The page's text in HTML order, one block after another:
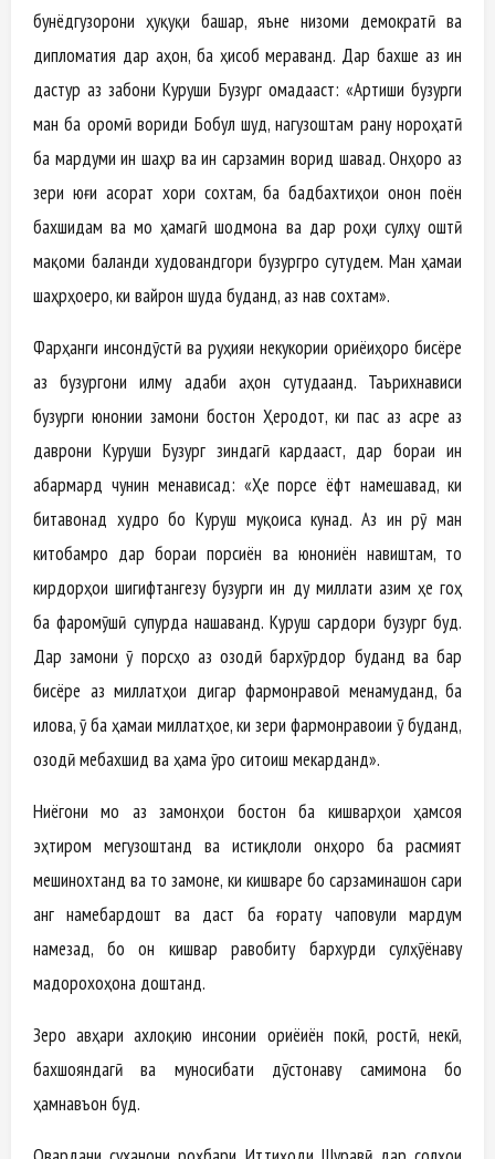
бунёдгузорони ҳуқуқи башар, яъне низоми демократӣ ва
дипломатия дар ҷаҳон, ба ҳисоб мераванд. Дар бахше аз ин
дастур аз забони Куруши Бузург омадааст: «Артиши бузурги
ман ба оромӣ вориди Бобул шуд, нагузоштам ранҷу нороҳатӣ
ба мардуми ин шаҳр ва ин сарзамин ворид шавад. Онҳоро аз
зери юғи асорат хориҷ сохтам, ба бадбахтиҳои онон поён
бахшидам ва мо ҳамагӣ шодмона ва дар роҳи сулҳу оштӣ
мақоми баланди худовандгори бузургро сутудем. Ман ҳамаи
шаҳрҳоеро, ки вайрон шуда буданд, аз нав сохтам».
Фарҳанги инсондӯстӣ ва руҳияи некукории ориёиҳоро бисёре
аз бузургони илму адаби ҷаҳон сутудаанд. Таърихнависи
бузурги юнонии замони бостон Ҳеродот, ки пас аз асре аз
даврони Куруши Бузург зиндагӣ кардааст, дар бораи ин
абармард чунин менависад: «Ҳеҷ порсе ёфт намешавад, ки
битавонад худро бо Куруш муқоиса кунад. Аз ин рӯ ман
китобамро дар бораи порсиён ва юнониён навиштам, то
кирдорҳои шигифтангезу бузурги ин ду миллати азим ҳеҷ гоҳ
ба фаромӯшӣ супурда нашаванд. Куруш сардори бузург буд.
Дар замони ӯ порсҳо аз озодӣ бархӯрдор буданд ва бар
бисёре аз миллатҳои дигар фармонравоӣ менамуданд, ба
илова, ӯ ба ҳамаи миллатҳое, ки зери фармонравоии ӯ буданд,
озодӣ мебахшид ва ҳама ӯро ситоиш мекарданд».
Ниёгони мо аз замонҳои бостон ба кишварҳои ҳамсоя
эҳтиром мегузоштанд ва истиқлоли онҳоро ба расмият
мешинохтанд ва то замоне, ки кишваре бо сарзаминашон сари
ҷанг намебардошт ва даст ба ғорату чаповули мардум
намезад, бо он кишвар равобиту бархурди сулҳҷӯёнаву
мадорохоҳона доштанд.
Зеро ҷавҳари ахлоқию инсонии ориёиён покӣ, ростӣ, некӣ,
бахшояндагӣ ва муносибати дӯстонаву самимона бо
ҳамнавъон буд.